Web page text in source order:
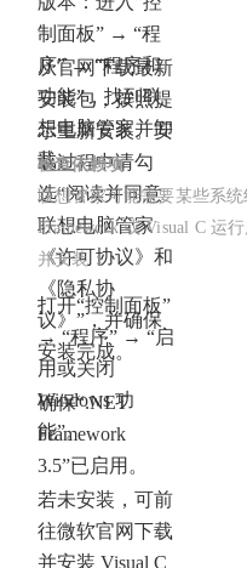
制面板” → “程
序” → “程序和
功能”，找到联
想电脑管家并卸
载。
从官网下载最新
安装包，按照提
示重新安装。安
装过程中请勾
选“阅读并同意
联想电脑管家
《许可协议》和
《隐私协
议》”，并确保
安装完成。
检查依赖项
联想管家可能需要某些系
Framework 或 Visual C 运
并安装：
打开“控制面板”
→ “程序” → “启
用或关闭
Windows 功
能”。
确保“.NET
Framework
3.5”已启用。
若未安装，可前
往微软官网下载
并安装 Visual C